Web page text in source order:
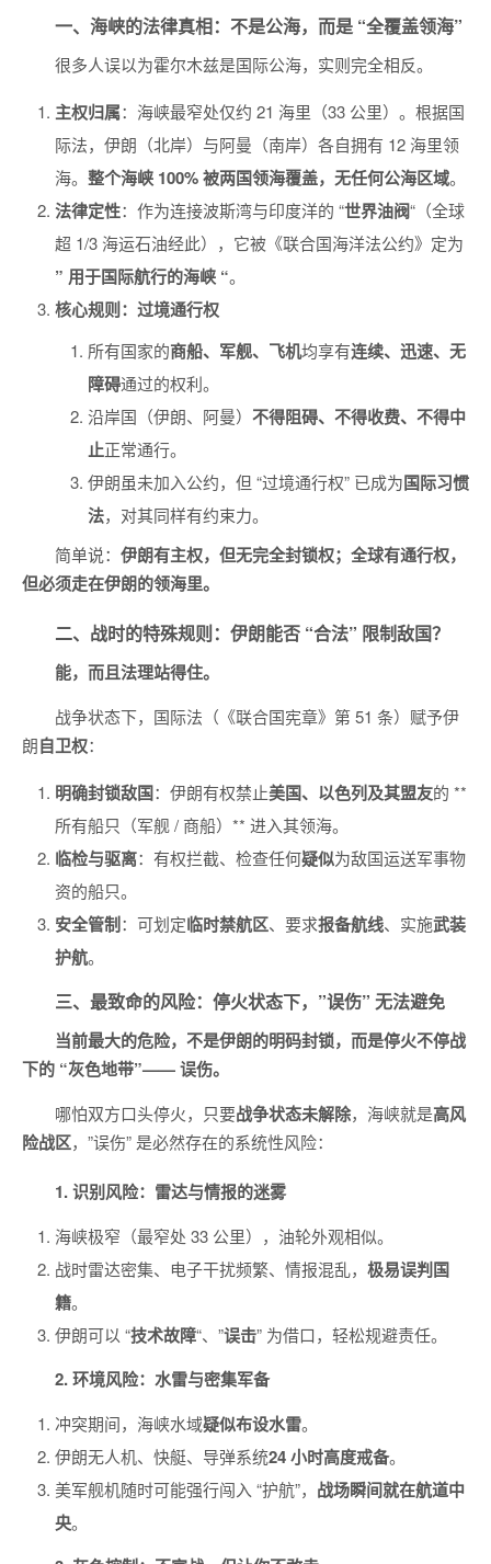
一、海峡的法律真相：不是公海，而是 “全覆盖领海”
很多人误以为霍尔木兹是国际公海，实则完全相反。
主权归属：海峡最窄处仅约 21 海里（33 公里）。根据国
际法，伊朗（北岸）与阿曼（南岸）各自拥有 12 海里领
海。 整个海峡 100% 被两国领海覆盖，无任何公海区域。
法律定性：作为连接波斯湾与印度洋的 “世界油阀“（全球
超 1/3 海运石油经此），它被《联合国海洋法公约》定为
” 用于国际航行的海峡 “。
核心规则：过境通行权
所有国家的商船、军舰、飞机均享有连续、迅速、无
障碍通过的权利。
沿岸国（伊朗、阿曼） 不得阻碍、不得收费、不得中
止正常通行。
伊朗虽未加入公约，但 “过境通行权” 已成为国际习惯
法，对其同样有约束力。
简单说： 伊朗有主权，但无完全封锁权；全球有通行权，
但必须走在伊朗的领海里。
二、战时的特殊规则：伊朗能否 “合法” 限制敌国？
能，而且法理站得住。
战争状态下，国际法（《联合国宪章》第 51 条）赋予伊
朗自卫权：
明确封锁敌国：伊朗有权禁止美国、以色列及其盟友的 **
所有船只（军舰 / 商船）** 进入其领海。
临检与驱离：有权拦截、检查任何疑似为敌国运送军事物
资的船只。
安全管制：可划定临时禁航区、要求报备航线、实施武装
护航。
三、最致命的风险：停火状态下，”误伤” 无法避免
当前最大的危险，不是伊朗的明码封锁，而是停火不停战
下的 “灰色地带”—— 误伤。
哪怕双方口头停火，只要战争状态未解除，海峡就是高风
险战区，”误伤” 是必然存在的系统性风险：
1. 识别风险：雷达与情报的迷雾
海峡极窄（最窄处 33 公里），油轮外观相似。
战时雷达密集、电子干扰频繁、情报混乱， 极易误判国
籍。
伊朗可以 “技术故障“、”误击” 为借口，轻松规避责任。
2. 环境风险：水雷与密集军备
冲突期间，海峡水域疑似布设水雷。
伊朗无人机、快艇、导弹系统24 小时高度戒备。
美军舰机随时可能强行闯入 “护航”， 战场瞬间就在航道中
央。